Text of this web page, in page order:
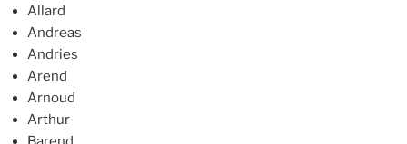
Allard
Andreas
Andries
Arend
Arnoud
Arthur